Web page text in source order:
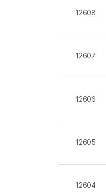
12608
12607
12606
12605
12604